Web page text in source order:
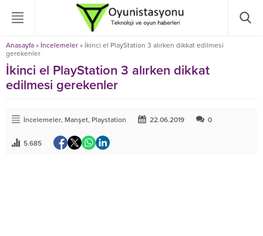
Anasayfa » İncelemeler » İkinci el PlayStation 3 alırken dikkat edilmesi
gerekenler
İkinci el PlayStation 3 alırken dikkat
edilmesi gerekenler
İncelemeler, Manşet, Playstation 22.06.2019 0
5.685